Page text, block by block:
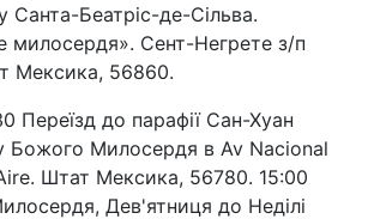
Санта-Беатріс-де-Сільва.
Сент-Негрете з/п
Мексика, 56860.
Переїзд до парафії Сан-Хуан
Божого Милосердя в Av Nacional
Штат Мексика, 56780. 15:00
Дев'ятниця до Неділі